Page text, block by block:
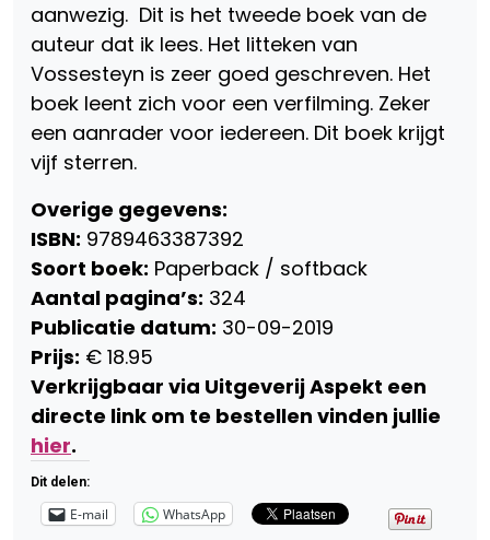
aanwezig. Dit is het tweede boek van de
auteur dat ik lees. Het litteken van
Vossesteyn is zeer goed geschreven. Het
boek leent zich voor een verfilming. Zeker
een aanrader voor iedereen. Dit boek krijgt
vijf sterren.
Overige gegevens:
ISBN: 9789463387392
Soort boek: Paperback / softback
Aantal pagina’s: 324
Publicatie datum: 30-09-2019
Prijs: € 18.95
Verkrijgbaar via Uitgeverij Aspekt een
directe link om te bestellen vinden jullie
hier.
Dit delen:
E-mail WhatsApp